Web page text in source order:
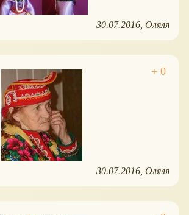
30.07.2016 Оляля
30.07.2016 Оляля